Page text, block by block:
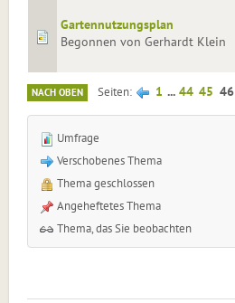
Gartennutzungsplan
Begonnen von Gerhardt Klein
NACH OBEN Seiten 1 ... 44 45 46
Umfrage
Verschobenes Thema
Thema geschlossen
Angeheftetes Thema
Thema, das Sie beobachten